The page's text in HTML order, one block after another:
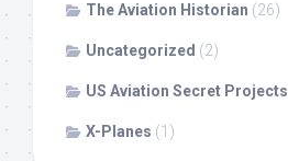
The Aviation Historian (26)
Uncategorized (2)
US Aviation Secret Projects
X-Planes (1)